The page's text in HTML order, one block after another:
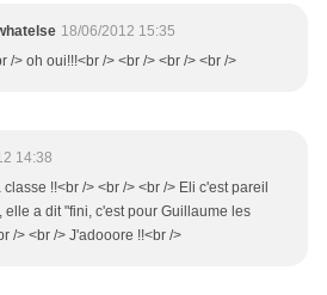
18/06/2012 15:35
/> oh oui!!!<br /> <br /> <br /> <br />
14:38
!!<br /> <br /> <br /> Eli c'est pareil
elle a dit "fini, c'est pour Guillaume les
/> <br /> J'adooore !!<br />